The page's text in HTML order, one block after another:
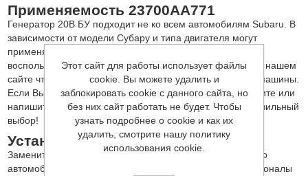
Применяемость 23700AA771
Генератор 20B БУ подходит не ко всем автомобилям Subaru. В
зависимости от модели Субару и типа двигателя могут
применяться различные запчасти. Вы можете
воспользоватьсяоригинальным каталогом запчастей
на нашем
сайте чтобы подобрать запчасти конкретно для Вашей машины.
Если Вы сомневаетесь в правильности выбора - позвоните или
напишите нам, наши специалисты помогут сделать правильный
выбор!
Установка или замена 23700AA771
Заменить Генератор 20B БУ и выполнить ремонт Вашего
автомобиля Вы можете на нашем
. Наши профессионалы
Этот сайт для работы использует файлы
cookie. Вы можете удалить и
заблокировать cookie с данного сайта, но
без них сайт работать не будет. Чтобы
узнать подробнее о cookie и как их
удалить, смотрите нашу политику
использования cookie.